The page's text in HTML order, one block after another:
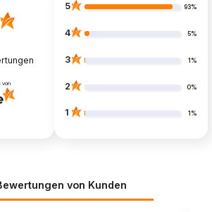
von
5 93%
4 5%
3 1%
2 0%
1 1%
von Kunden